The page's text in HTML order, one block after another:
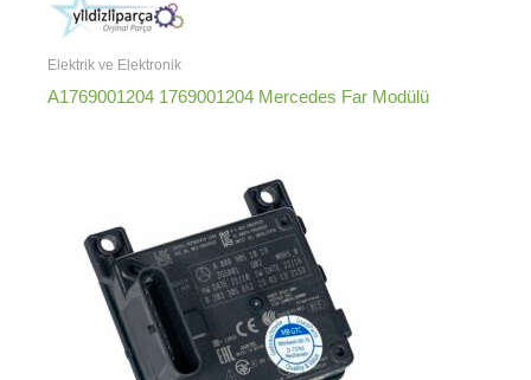
Elektrik ve Elektronik
A1769001204 1769001204 Mercedes Far Modülü